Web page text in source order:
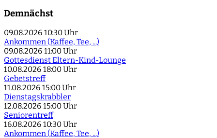
Demnächst
09.08.2026 10:30 Uhr
Ankommen (Kaffee, Tee, ...)
09.08.2026 11:00 Uhr
Gottesdienst Eltern-Kind-Lounge
10.08.2026 18:00 Uhr
Gebetstreff
11.08.2026 15:00 Uhr
Dienstagskrabbler
12.08.2026 15:00 Uhr
Seniorentreff
16.08.2026 10:30 Uhr
Ankommen (Kaffee, Tee, ...)